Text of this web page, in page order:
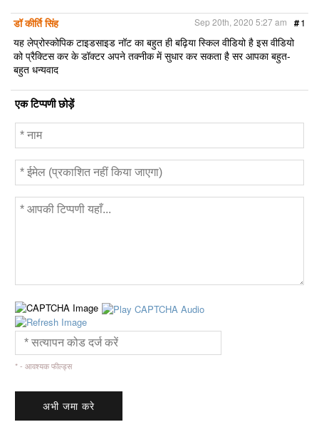
डॉ कीर्ति सिंह #1
Sep 20th, 2020 5:27 am
यह लेप्रोस्कोपिक टाइडसाइड नॉट का बहुत ही बढ़िया स्किल वीडियो है इस वीडियो
को प्रैक्टिस कर के डॉक्टर अपने तक्नीक में सुधार कर सकता है सर आपका बहुत-
बहुत धन्यवाद
एक टिप्पणी छोड़ें
* - आवश्यक फील्ड्स